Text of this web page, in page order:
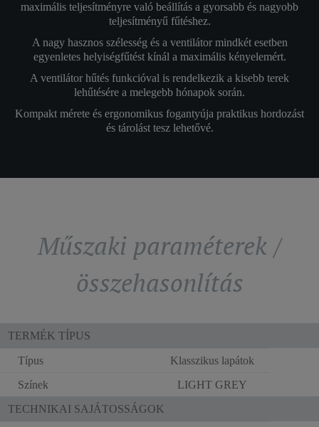
maximális teljesítményre való beállítás a gyorsabb és nagyobb
teljesítményű fűtéshez.
A nagy hasznos szélesség és a ventilátor mindkét esetben
egyenletes helyiségfűtést kínál a maximális kényelemért.
A ventilátor hűtés funkcióval is rendelkezik a kisebb terek
lehűtésére a melegebb hónapok során.
Kompakt mérete és ergonomikus fogantyúja praktikus hordozást
és tárolást tesz lehetővé.
Műszaki paraméterek /
összehasonlítás
TERMÉK TÍPUS
Típus
Klasszikus lapátok
Színek
LIGHT GREY
TECHNIKAI SAJÁTOSSÁGOK